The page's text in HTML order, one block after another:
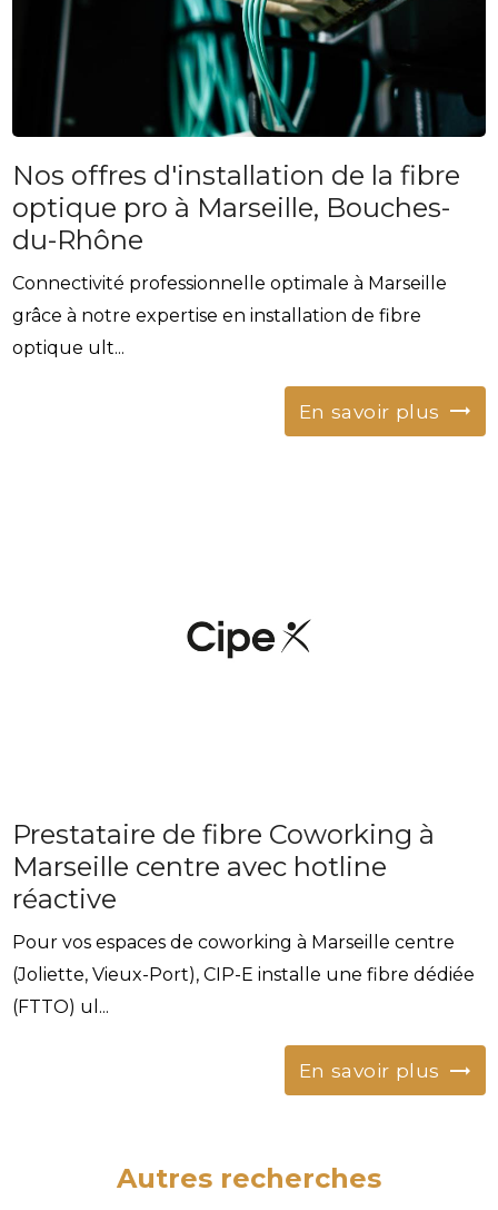
Nos offres d'installation de la fibre
optique pro à Marseille, Bouches-
du-Rhône
Connectivité professionnelle optimale à Marseille
grâce à notre expertise en installation de fibre
optique ult...
En savoir plus
Prestataire de fibre Coworking à
Marseille centre avec hotline
réactive
Pour vos espaces de coworking à Marseille centre
(Joliette, Vieux-Port), CIP-E installe une fibre dédiée
(FTTO) ul...
En savoir plus
Autres recherches